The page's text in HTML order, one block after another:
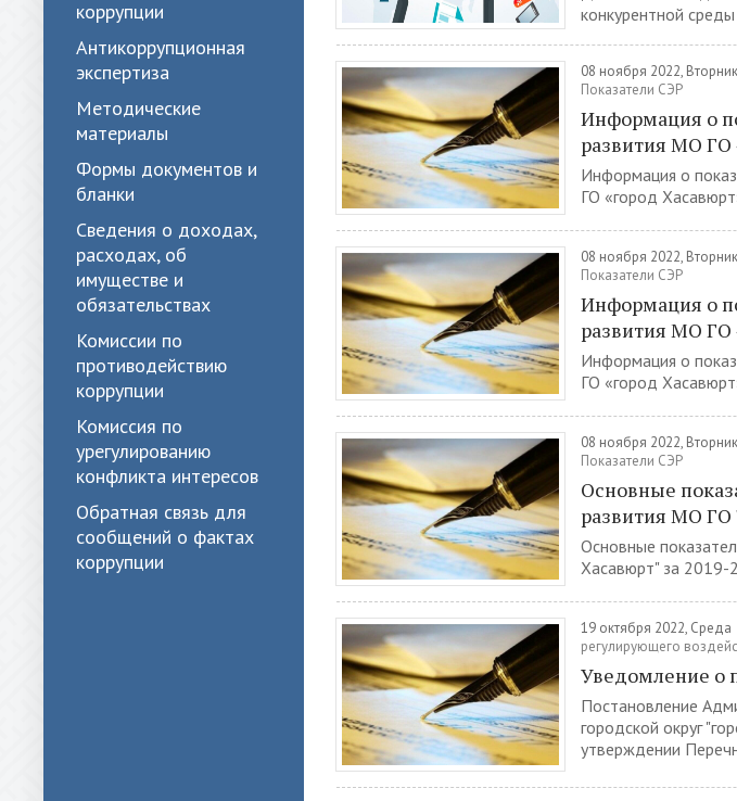
коррупции
Антикоррупционная
экспертиза
Методические
материалы
Формы документов и
бланки
Сведения о доходах,
расходах, об
имуществе и
обязательствах
Комиссии по
противодействию
коррупции
Комиссия по
урегулированию
конфликта интересов
Обратная связь для
сообщений о фактах
коррупции
конкурентной
08 ноября 2022, Вторник
Показатели СЭР
Информация о
развития МО ГО
Информация о
ГО «город
08 ноября 2022, Вторник
Показатели СЭР
Информация о
развития МО ГО
Информация о
ГО «город
08 ноября 2022, Вторник
Показатели СЭР
Основные
развития МО ГО
Основные
Хасавюрт" за 2019-
19 октября 2022, Среда
регулирующего
Уведомление о
Постановление
городской округ
утверждении